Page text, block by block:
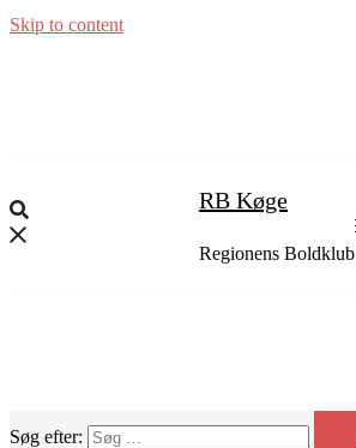
Skip to content
RB Køge
Regionens Boldklub
Søg efter: